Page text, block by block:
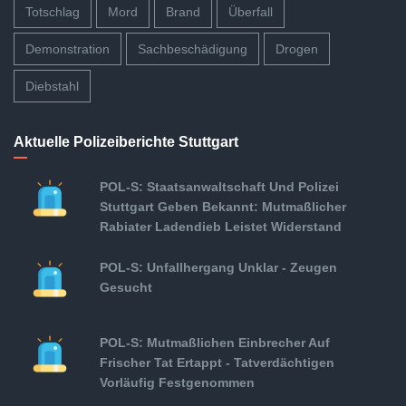
Totschlag Mord Brand Überfall
Demonstration Sachbeschädigung Drogen
Diebstahl
Aktuelle Polizeiberichte Stuttgart
POL-S: Staatsanwaltschaft Und Polizei
Stuttgart Geben Bekannt: Mutmaßlicher
Rabiater Ladendieb Leistet Widerstand
POL-S: Unfallhergang Unklar - Zeugen
Gesucht
POL-S: Mutmaßlichen Einbrecher Auf
Frischer Tat Ertappt - Tatverdächtigen
Vorläufig Festgenommen